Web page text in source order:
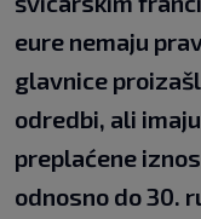
eure nemaju
glavnice
odredbi, ali
preplaćene
odnosno do 30.